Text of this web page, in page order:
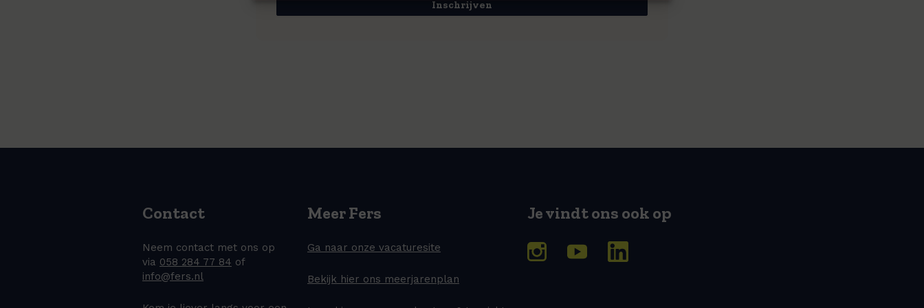
Inschrijven
Contact
Neem contact met ons op
via 058 284 77 84 of
info@fers.nl
Meer Fers
Ga naar onze vacaturesite
Bekijk hier ons meerjarenplan
Je vindt ons ook op